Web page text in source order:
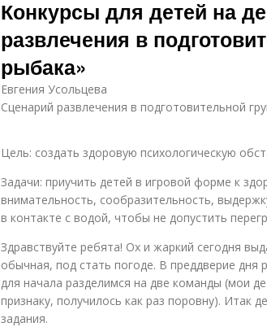
Конкурсы для детей на
развлечения в
рыбака»
Евгения Усольцева
Сценарий развлечения в подготовительной
Цель: создать здоровую психологическую
Задачи: приучить детей в игровой форме к
внимательность, сообразительность,
в контакте с водой, чтобы не допустить
Здравствуйте ребята! Ох и жаркий сегодня
обычная, под стать погоде. В преддверие дня
для начала разделимся на две команды (мои
признаку, получилось как раз поровну). Итак
задания.